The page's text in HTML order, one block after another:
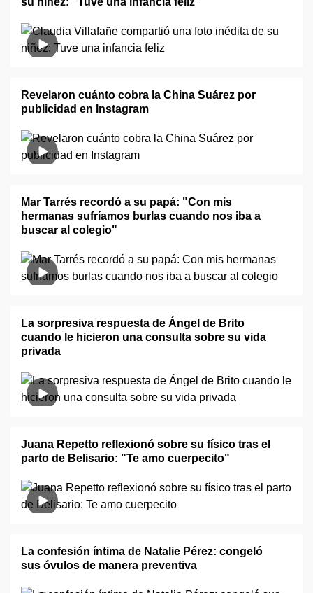
Revelaron cuánto cobra la China Suárez por
publicidad en Instagram
Mar Tarrés recordó a su papá: "Con mis
hermanas sufríamos burlas cuando nos iba a
buscar al colegio"
La sorpresiva respuesta de Ángel de Brito
cuando le hicieron una consulta sobre su vida
privada
Juana Repetto reflexionó sobre su físico tras el
parto de Belisario: "Te amo cuerpecito"
La confesión íntima de Natalie Pérez: congeló
sus óvulos de manera preventiva